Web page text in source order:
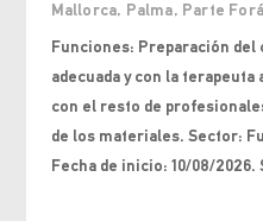
Mallorca, Palma, Parte
Funciones: Preparación del
adecuada y con la
con el resto de
de los materiales. Sector:
Fecha de inicio: 10/08/2026.